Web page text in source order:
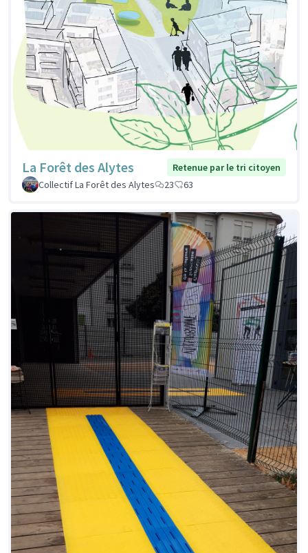
La Forêt des Alytes
Retenue par le tri citoyen
Collectif La Forêt des Alytes
23 63